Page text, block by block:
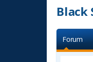
Black
Forum